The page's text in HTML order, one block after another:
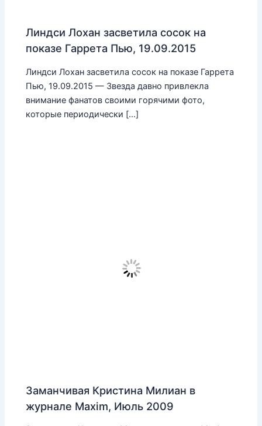
Линдси Лохан засветила сосок на
показе Гаррета Пью, 19.09.2015
Линдси Лохан засветила сосок на показе Гаррета
Пью, 19.09.2015 — Звезда давно привлекла
внимание фанатов своими горячими фото,
которые периодически […]
Заманчивая Кристина Милиан в
журнале Maxim, Июль 2009